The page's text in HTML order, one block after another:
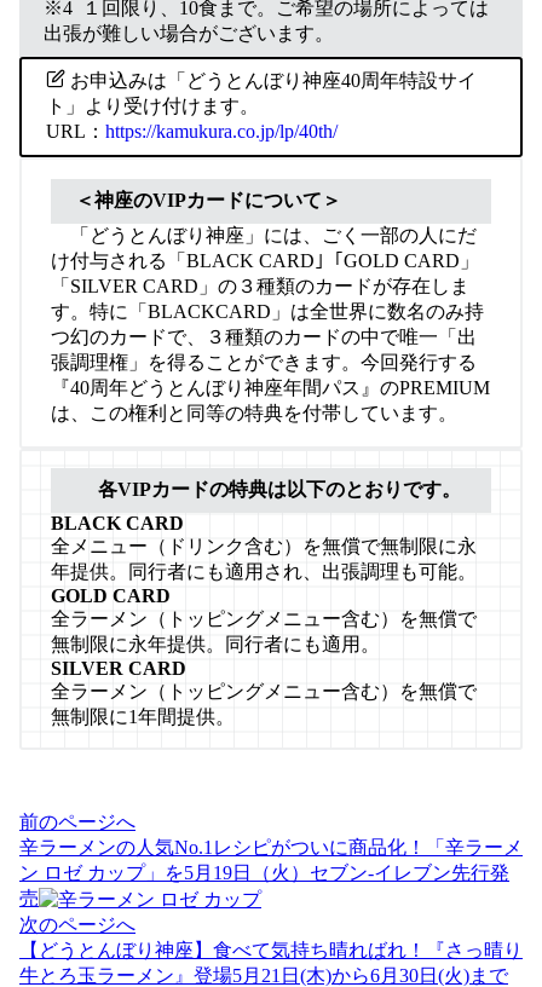
※4 １回限り、10食まで。ご希望の場所によっては
出張が難しい場合がございます。
お申込みは「どうとんぼり神座40周年特設サイ
ト」より受け付けます。
URL： https://kamukura.co.jp/lp/40th/
＜神座のVIPカードについて＞
「どうとんぼり神座」には、ごく一部の人にだ
け付与される「BLACK CARD｣「GOLD CARD」
「SILVER CARD」の３種類のカードが存在しま
す。特に「BLACKCARD」は全世界に数名のみ持
つ幻のカードで、３種類のカードの中で唯一「出
張調理権」を得ることができます。今回発行する
『40周年どうとんぼり神座年間パス』のPREMIUM
は、この権利と同等の特典を付帯しています。
各VIPカードの特典は以下のとおりです。
BLACK CARD
全メニュー（ドリンク含む）を無償で無制限に永
年提供。同行者にも適用され、出張調理も可能。
GOLD CARD
全ラーメン（トッピングメニュー含む）を無償で
無制限に永年提供。同行者にも適用。
SILVER CARD
全ラーメン（トッピングメニュー含む）を無償で
無制限に1年間提供。
投
稿
ナ
ビ
ゲ
ー
シ
前のページへ
辛ラーメンの人気No.1レシピがついに商品化！「辛ラーメ
ン ロゼ カップ」を5月19日（火）セブン-イレブン先行発
売
次のページへ
【どうとんぼり神座】食べて気持ち晴ればれ！『さっ晴り
牛とろ玉ラーメン』登場5月21日(木)から6月30日(火)まで